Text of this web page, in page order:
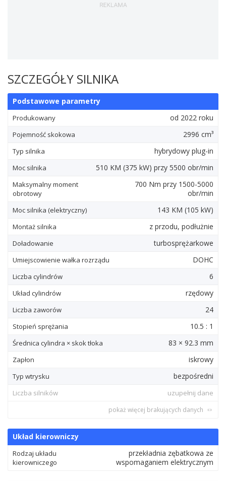
SZCZEGÓŁY SILNIKA
Podstawowe parametry
Produkowany od 2022 roku
Pojemność skokowa 2996 cm³
Typ silnika hybrydowy plug-in
Moc silnika 510 KM (375 kW) przy 5500 obr/min
Maksymalny moment
obrotowy
700 Nm przy 1500-5000
obr/min
Moc silnika (elektryczny) 143 KM (105 kW)
Montaż silnika z przodu, podłużnie
Doładowanie turbosprężarkowe
Umiejscowienie wałka rozrządu DOHC
Liczba cylindrów 6
Układ cylindrów rzędowy
Liczba zaworów 24
Stopień sprężania 10.5 : 1
Średnica cylindra × skok tłoka 83 × 92.3 mm
Zapłon iskrowy
Typ wtrysku bezpośredni
Liczba silników uzupełnij dane
pokaż więcej brakujących danych
Układ kierowniczy
Rodzaj układu
kierowniczego
przekładnia zębatkowa ze
wspomaganiem elektrycznym